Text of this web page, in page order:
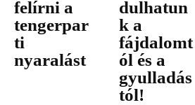
felírni a
tengerpar
ti
nyaralást
dulhatun
k a
fájdalomt
ól és a
gyulladás
tól!